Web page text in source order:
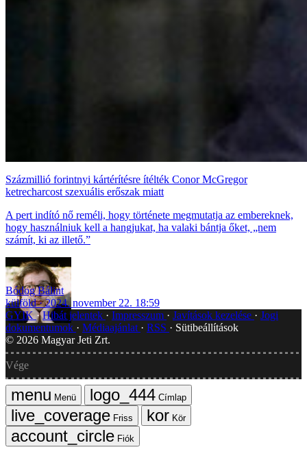
Százmillió forintnyi kártérítésre ítélték Conor McGregor
ketrecharcost szexuális erőszak miatt
A pert indító nő reméli, hogy története megmutatja az embereknek,
hogy használniuk kell a hangjukat, ha valaki bántja őket, „nem
számít, ki az illető.”
Bódog Bálint
külföld
2024. november 22. 18:59
GYIK Hibát jelentek Impresszum Javítások kezelése
Jogi
dokumentumok
Médiaajánlat RSS
Sütibeállítások
© 2026 Magyar Jeti Zrt.
Vége
Menü
Címlap
Friss
Kör
Fiók